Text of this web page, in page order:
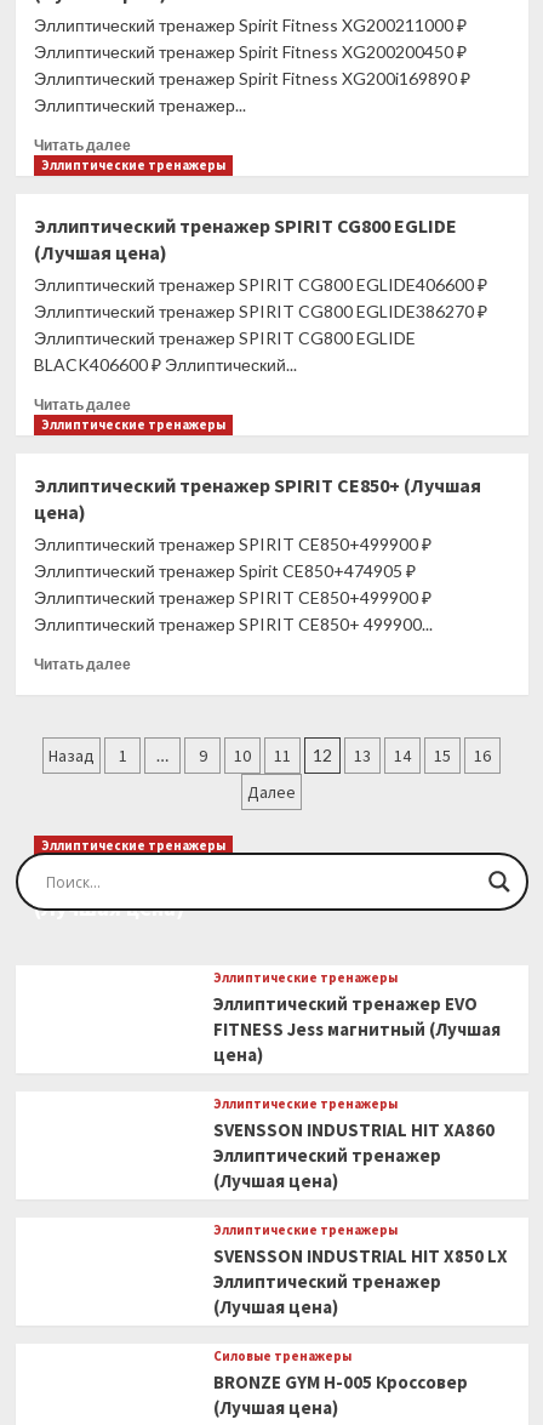
Fitness
XG400
1
(Лучшая
Эллиптический тренажер Spirit Fitness XG200211000 ₽
Эллиптический тренажер Spirit Fitness XG200200450 ₽
Эллиптический тренажер Spirit Fitness XG200i169890 ₽
Эллиптический тренажер...
Читать далееПрочитать
больше
тренажер
Spirit
Fitness
XG200
(Лучшая
цена)
Эллиптические тренажеры
Эллиптический тренажер SPIRIT CG800 EGLIDE
(Лучшая цена)
Эллиптический тренажер SPIRIT CG800 EGLIDE406600 ₽
Эллиптический тренажер SPIRIT CG800 EGLIDE386270 ₽
Эллиптический тренажер SPIRIT CG800 EGLIDE
BLACK406600 ₽ Эллиптический...
Читать далееПрочитать
больше
тренажер
CG800
EGLIDE
(Лучшая
цена)
Эллиптические тренажеры
Эллиптический тренажер SPIRIT CE850+ (Лучшая
цена)
Эллиптический тренажер SPIRIT CE850+499900 ₽
Эллиптический тренажер Spirit CE850+474905 ₽
Эллиптический тренажер SPIRIT CE850+499900 ₽
Эллиптический тренажер SPIRIT CE850+ 499900...
Читать далееПрочитать
SPIRIT
цена)
Пагинация
Назад 1 … 9 10 11 12 13 14 15
16
Далее
Эллиптические тренажеры
Эллиптический тренажер EVO FITNESS Orion
(Лучшая цена)
Эллиптические тренажеры
Эллиптический тренажер EVO
FITNESS Jess магнитный (Лучшая
цена)
Эллиптические тренажеры
SVENSSON INDUSTRIAL HIT XA860
Эллиптический тренажер
(Лучшая цена)
Эллиптические тренажеры
SVENSSON INDUSTRIAL HIT X850 LX
Эллиптический тренажер
(Лучшая цена)
Силовые тренажеры
BRONZE GYM H-005 Кроссовер
(Лучшая цена)